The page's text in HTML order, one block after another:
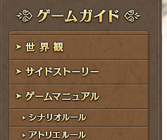
ド
レ
ス
ー
ド
ゲームガイド
世界観
サイドストーリー
ゲームマニュアル
シナリオルール